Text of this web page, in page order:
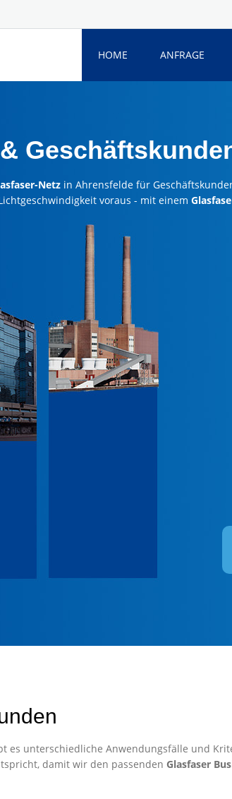
HOME ANFRAGE
Netz in Ahrensfelde für
voraus - mit einem
es unterschiedliche Anwendungsfälle und
damit wir den passenden Glasfaser